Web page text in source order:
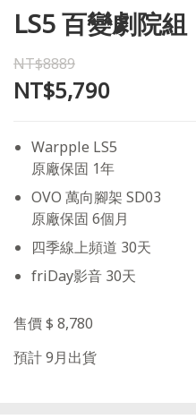
LS5 百變劇院組
NT$8889
NT$5,790
Warpple LS5
原廠保固 1年
OVO 萬向腳架 SD03
原廠保固 6個月
四季線上頻道 30天
friDay影音 30天
售價 $ 8,780
預計 9月出貨